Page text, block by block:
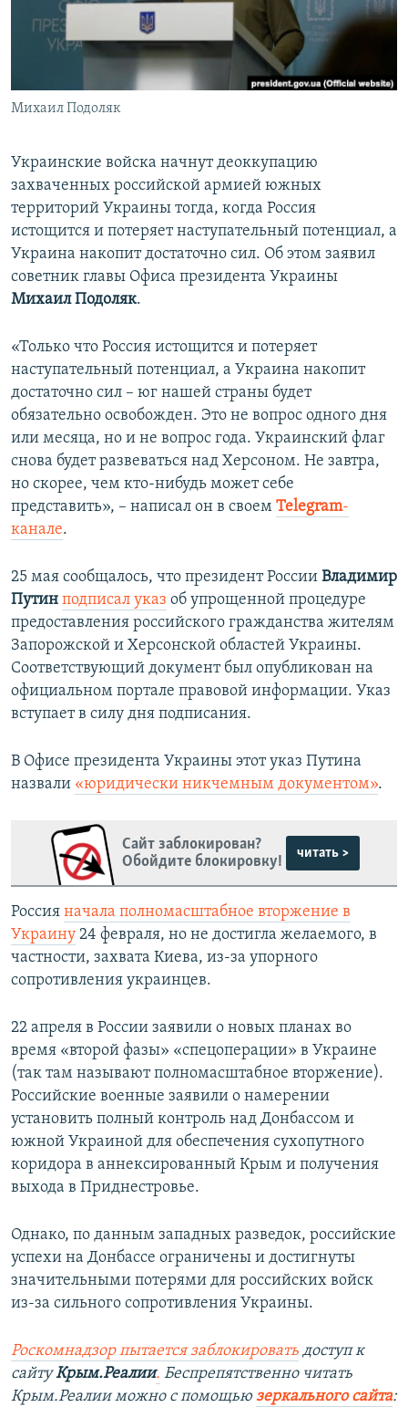
ПОБЕДИТЕЛЕЙ НЕ СУДЯТ?
КРЫМ.НЕПОКОРЕННЫЙ
УКРАИНСКАЯ ПРОБЛЕМА КРЫМА
ПРИСОЕДИНЯЙТЕСЬ!
Михаил Подоляк
Украинские войска начнут деоккупацию
захваченных российской армией южных
территорий Украины тогда, когда Россия
истощится и потеряет наступательный потенциал, а
Украина накопит достаточно сил. Об этом заявил
советник главы Офиса президента Украины
Михаил Подоляк.
«Только что Россия истощится и потеряет
наступательный потенциал, а Украина накопит
достаточно сил – юг нашей страны будет
обязательно освобожден. Это не вопрос одного дня
или месяца, но и не вопрос года. Украинский флаг
снова будет развеваться над Херсоном. Не завтра,
но скорее, чем кто-нибудь может себе
представить», – написал он в своем Telegram-
канале.
25 мая сообщалось, что президент России Владимир
Путин подписал указ об упрощенной процедуре
предоставления российского гражданства жителям
Запорожской и Херсонской областей Украины.
Соответствующий документ был опубликован на
официальном портале правовой информации. Указ
вступает в силу дня подписания.
В Офисе президента Украины этот указ Путина
назвали «юридически никчемным документом».
Сайт заблокирован?
Обойдите блокировку!
читать >
Россия начала полномасштабное вторжение в
Украину 24 февраля, но не достигла желаемого, в
частности, захвата Киева, из-за упорного
сопротивления украинцев.
22 апреля в России заявили о новых планах во
время «второй фазы» «спецоперации» в Украине
(так там называют полномасштабное вторжение).
Российские военные заявили о намерении
установить полный контроль над Донбассом и
южной Украиной для обеспечения сухопутного
коридора в аннексированный Крым и получения
выхода в Приднестровье.
Однако, по данным западных разведок, российские
успехи на Донбассе ограничены и достигнуты
значительными потерями для российских войск
из-за сильного сопротивления Украины.
Роскомнадзор пытается заблокировать доступ к
сайтуКрым.Реалии. Беспрепятственно читать
Крым.Реалии можно с помощью зеркального сайта: